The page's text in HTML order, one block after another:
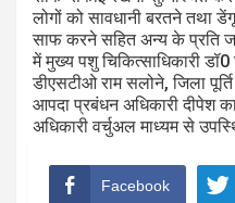
लोगों को सावधानी बरतने तथा
साफ करने सहित अन्य के प्रति
में मुख्य पशु चिकित्साधिकारी
डीएसटीओ राम सलोने, जिला
आपदा प्रबंधन अधिकारी दीपेश
अधिकारी वर्चुअल माध्यम से
Facebook